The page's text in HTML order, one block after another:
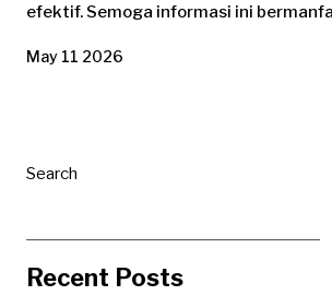
efektif. Semoga informasi ini
May 11 2026
Search
Recent Posts